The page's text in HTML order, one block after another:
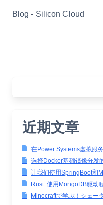
Blog - Silicon Cloud
近期文章
在Power Systems虚拟服
选择Docker基础镜像分发
让我们使用SpringBoot和
Rust: 使用MongoDB驱动
Minecraftで学ぶ！シェー